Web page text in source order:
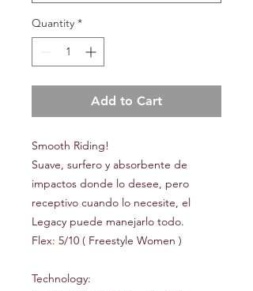
Quantity *
Add to Cart
Smooth Riding!
Suave, surfero y absorbente de
impactos donde lo desee, pero
receptivo cuando lo necesite, el
Legacy puede manejarlo todo.
Flex: 5/10 ( Freestyle Women )
Technology: